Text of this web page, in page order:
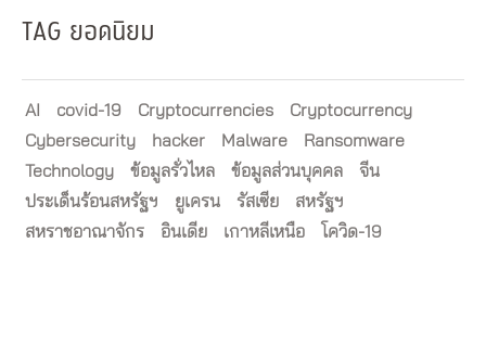
TAG ยอดนิยม
AI covid-19 Cryptocurrencies
Cryptocurrency
Cybersecurity
hacker Malware
Ransomware
Technology
ข้อมูลรั่วไหล ข้อมูลส่วนบุคคล
จีน
ประเด็นร้อนสหรัฐฯ
ยูเครน รัสเซีย
สหรัฐฯ
สหราชอาณาจักร
อินเดีย เกาหลีเหนือ โควิด-19